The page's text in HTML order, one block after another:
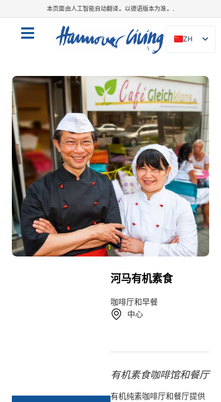
本页面由人工智能自动翻译。以德语版本为准。.
ZH
DE
NL
PL
IT
DA
SV
FR
PT
FI
河马有机素食
咖啡厅和早餐
中心
有机素食咖啡馆和餐厅
有机纯素咖啡厅和餐厅提供